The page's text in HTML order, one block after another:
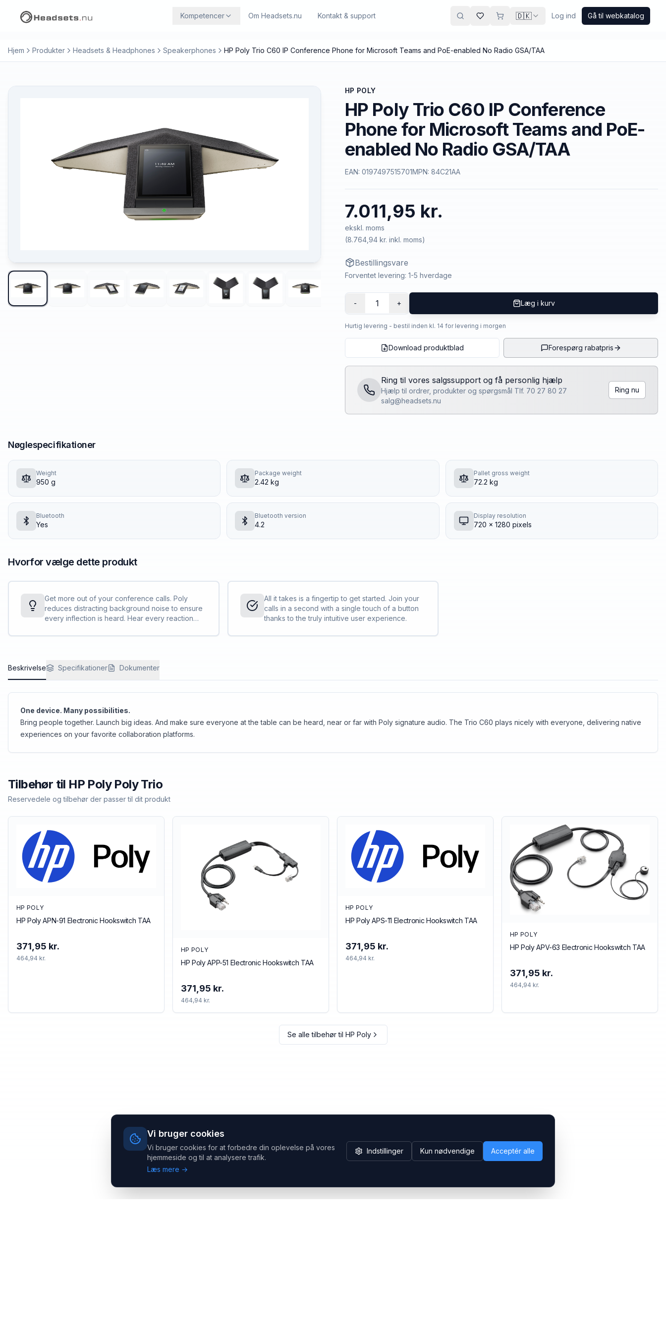
Vi bruger cookies
Vi bruger cookies for at forbedre din oplevelse på vores
hjemmeside og til at analysere trafik.
Læs mere →
Indstillinger Kun nødvendige Acceptér alle
Kompetencer Om Headsets.nu Kontakt & support 🇩🇰 Log ind Gå til webkatalog
Hjem Produkter Headsets & Headphones Speakerphones HP Poly Trio C60 IP Conference Phone for Microsoft Teams and PoE-enabled No Radio GSA/TAA
HP POLY
HP Poly Trio C60 IP Conference
Phone for Microsoft Teams and PoE-
enabled No Radio GSA/TAA
EAN: 0197497515701MPN: 84C21AA
7.011,95 kr.
ekskl. moms
(8.764,94 kr. inkl. moms)
Bestillingsvare
Forventet levering: 1-5 hverdage
- 1 + Læg i kurv
Hurtig levering - bestil inden kl. 14 for levering i morgen
Download produktblad Forespørg rabatpris
Ring til vores salgssupport og få personlig hjælp
Hjælp til ordrer, produkter og spørgsmål Tlf. 70 27 80 27
salg@headsets.nu
Ring nu
Nøglespecifikationer
Weight
950 g
Package weight
2.42 kg
Pallet gross weight
72.2 kg
Bluetooth
Yes
Bluetooth version
4.2
Display resolution
720 x 1280 pixels
Hvorfor vælge dette produkt
Get more out of your conference calls. Poly
reduces distracting background noise to ensure
every inflection is heard. Hear every reaction
All it takes is a fingertip to get started. Join your
calls in a second with a single touch of a button
thanks to the truly intuitive user experience.
Beskrivelse Specifikationer Dokumenter
One device. Many possibilities.
Bring people together. Launch big ideas. And make sure everyone at the table can be heard, near or far with Poly signature audio. The Trio C60 plays nicely with everyone, delivering native
experiences on your favorite collaboration platforms.
Tilbehør til HP Poly Poly Trio
Reservedele og tilbehør der passer til dit produkt
HP POLY
HP Poly APN-91 Electronic Hookswitch TAA
371,95 kr.
464,94 kr.
HP POLY
HP Poly APP-51 Electronic Hookswitch TAA
371,95 kr.
464,94 kr.
HP POLY
HP Poly APS-11 Electronic Hookswitch TAA
371,95 kr.
464,94 kr.
HP POLY
HP Poly APV-63 Electronic Hookswitch TAA
371,95 kr.
464,94 kr.
Se alle tilbehør til HP Poly